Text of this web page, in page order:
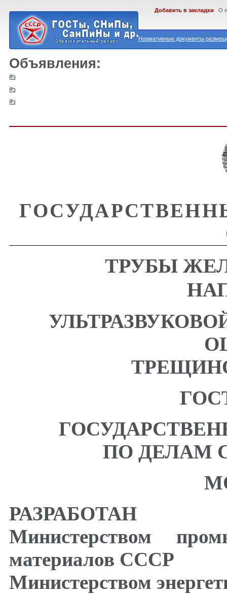
Нормативные документы
Добавить в закладки О
Объявления:
ТРУБЫ
ПО ДЕЛАМ
РАЗРАБОТАН
Министерством
материалов СССР
Министерством